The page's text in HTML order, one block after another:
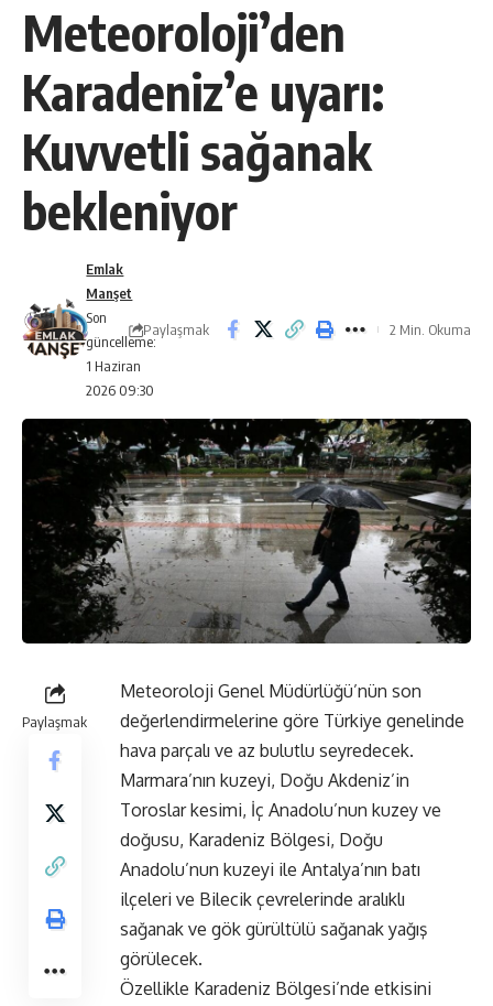
Meteoroloji’den
Karadeniz’e uyarı:
Kuvvetli sağanak
bekleniyor
Son
güncelleme:
1 Haziran
2026 09:30
Emlak
Manşet
Paylaşmak 2 Min. Okuma
Paylaşmak
Meteoroloji Genel Müdürlüğü’nün son
değerlendirmelerine göre Türkiye genelinde
hava parçalı ve az bulutlu seyredecek.
Marmara’nın kuzeyi, Doğu Akdeniz’in
Toroslar kesimi, İç Anadolu’nun kuzey ve
doğusu, Karadeniz Bölgesi, Doğu
Anadolu’nun kuzeyi ile Antalya’nın batı
ilçeleri ve Bilecik çevrelerinde aralıklı
sağanak ve gök gürültülü sağanak yağış
görülecek.
Özellikle Karadeniz Bölgesi’nde etkisini